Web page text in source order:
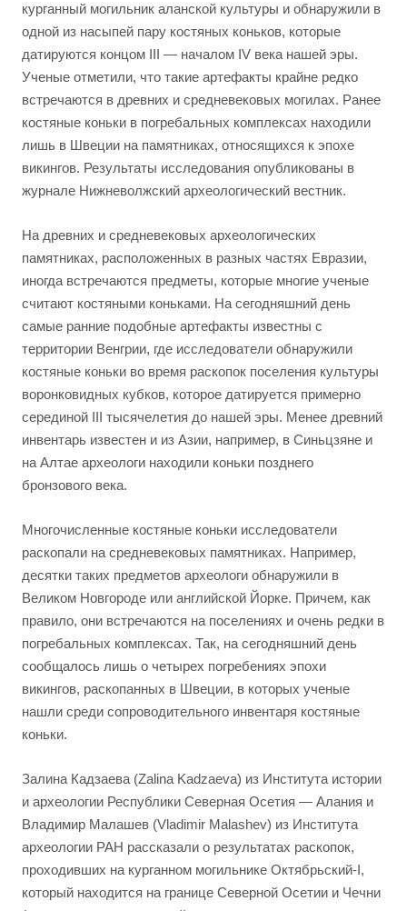
курганный могильник аланской культуры и обнаружили в
одной из насыпей пару костяных коньков, которые
датируются концом III — началом IV века нашей эры.
Ученые отметили, что такие артефакты крайне редко
встречаются в древних и средневековых могилах. Ранее
костяные коньки в погребальных комплексах находили
лишь в Швеции на памятниках, относящихся к эпохе
викингов. Результаты исследования опубликованы в
журнале Нижневолжский археологический вестник.
На древних и средневековых археологических
памятниках, расположенных в разных частях Евразии,
иногда встречаются предметы, которые многие ученые
считают костяными коньками. На сегодняшний день
самые ранние подобные артефакты известны с
территории Венгрии, где исследователи обнаружили
костяные коньки во время раскопок поселения культуры
воронковидных кубков, которое датируется примерно
серединой III тысячелетия до нашей эры. Менее древний
инвентарь известен и из Азии, например, в Синьцзяне и
на Алтае археологи находили коньки позднего
бронзового века.
Многочисленные костяные коньки исследователи
раскопали на средневековых памятниках. Например,
десятки таких предметов археологи обнаружили в
Великом Новгороде или английской Йорке. Причем, как
правило, они встречаются на поселениях и очень редки в
погребальных комплексах. Так, на сегодняшний день
сообщалось лишь о четырех погребениях эпохи
викингов, раскопанных в Швеции, в которых ученые
нашли среди сопроводительного инвентаря костяные
коньки.
Залина Кадзаева (Zalina Kadzaeva) из Института истории
и археологии Республики Северная Осетия — Алания и
Владимир Малашев (Vladimir Malashev) из Института
археологии РАН рассказали о результатах раскопок,
проходивших на курганном могильнике Октябрьский-I,
который находится на границе Северной Осетии и Чечни